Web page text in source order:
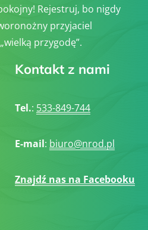
Rejestruj, bo nigdy
przyjaciel
przygodę”.
Kontakt z nami
Tel.: 533-849-744
E-mail: biuro@nrod.pl
Znajdź nas na Facebooku